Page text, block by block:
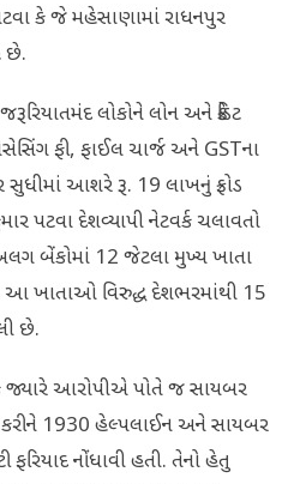
કે જે મહેસાણામાં રાધનપુર
છે.
લોકોને લોન અને ક્રેડિટ
ફી, ફાઈલ ચાર્જ અને GSTના
સુધીમાં આશરે રૂ. 19 લાખનું ફ્રોડ
પટવા ​દેશવ્યાપી નેટવર્ક ચલાવતો
બેંકોમાં 12 જેટલા મુખ્ય ખાતા
ખાતાઓ વિરુદ્ધ દેશભરમાંથી 15
છે.
કે જ્યારે આરોપીએ પોતે જ સાયબર
કરીને 1930 હેલ્પલાઈન અને સાયબર
ફરિયાદ નોંધાવી હતી. તેનો હેતુ